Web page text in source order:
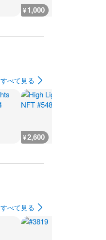
¥1,000
すべて見る
¥2,600
すべて見る